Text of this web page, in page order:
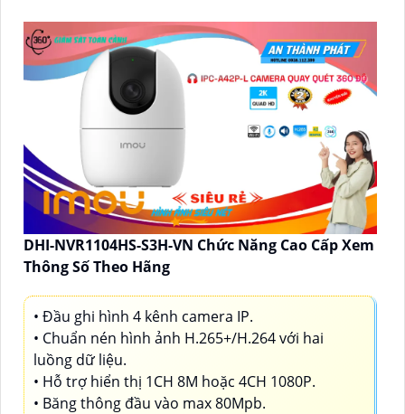
DHI-NVR1104HS-S3H-VN Chức Năng Cao Cấp Xem
Thông Số Theo Hãng
• Đầu ghi hình 4 kênh camera IP.
• Chuẩn nén hình ảnh H.265+/H.264 với hai
luồng dữ liệu.
• Hỗ trợ hiển thị 1CH 8M hoặc 4CH 1080P.
• Băng thông đầu vào max 80Mpb.